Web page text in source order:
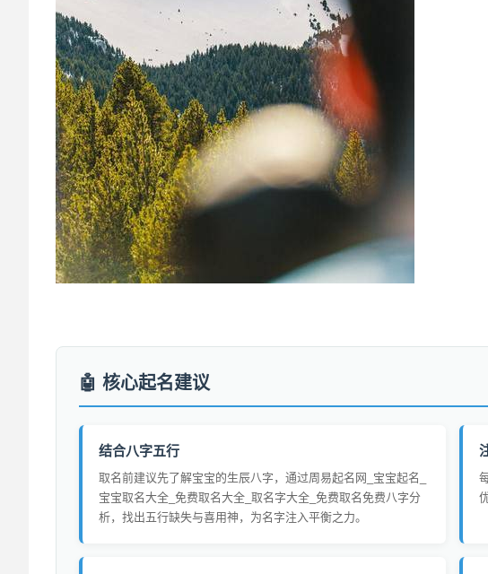
核心起名建议
结合八字五行
取名前建议先了解宝宝的生辰八字，通过周易起名网_宝宝起名_
宝宝取名大全_免费取名大全_取名字大全_免费取名免费八字分
析，找出五行缺失与喜用神，为名字注入平衡之力。